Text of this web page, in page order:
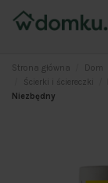
Strona główna Dom
Ścierki i ściereczki
Niezbędny